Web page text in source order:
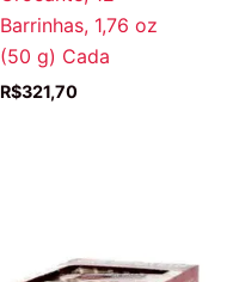
Barrinhas, 1,76 oz
(50 g) Cada
R$321,70